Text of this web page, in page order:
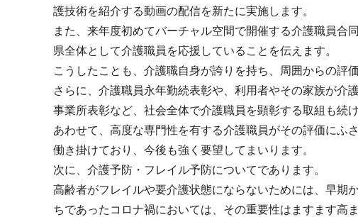
護技術を紹介する動画の配信を新たに実施します。
また、来年度初めてバーチャル空間で開催する介護職員合
県全体として介護職員を応援していることを伝えます。
こうしたことも、介護職自身が誇りを持ち、周囲からの評
さらに、介護職員永年勤続表彰や、利用者やその家族が介
事業所表彰など、社会全体で介護職員を顕彰する取組も続
あわせて、高度な専門性を有する介護職員がその評価にふ
働き掛けており、今後も強く要望してまいります。
次に、介護予防・フレイル予防についてであります。
高齢者がフレイルや要介護状態にならないためには、早期
ちであったコロナ禍においては、その重要性はますます高